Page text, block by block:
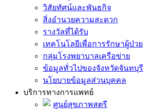
วิสัยทัศน์และพันธกิจ
สิ่งอำนวยความสะดวก
รางวัลที่ได้รับ
เทคโนโลยีเพื่อการรักษาผู้ป่วย
กลุ่มโรงพยาบาลเครือข่าย
ข้อมูลทั่วไปของจังหวัดจันทบุรี
นโยบายข้อมูลส่วนบุคคล
บริการทางการแพทย์
ศูนย์สุขภาพสตรี